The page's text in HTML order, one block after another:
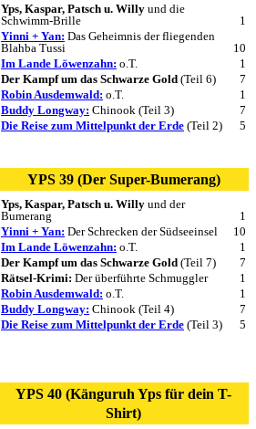
Yps, Kaspar, Patsch u. Willy und die
Schwimm-Brille
1
Yinni + Yan: Das Geheimnis der fliegenden
Blahba Tussi
10
Im Lande Löwenzahn: o.T.
1
Der Kampf um das Schwarze Gold (Teil 6)
7
Robin Ausdemwald: o.T.
1
Buddy Longway: Chinook (Teil 3)
7
Die Reise zum Mittelpunkt der Erde (Teil 2) 5
YPS 39 (Der Super-Bumerang)
Yps, Kaspar, Patsch u. Willy und der
Bumerang
1
Yinni + Yan: Der Schrecken der Südseeinsel
10
Im Lande Löwenzahn: o.T.
1
Der Kampf um das Schwarze Gold (Teil 7)
7
Rätsel-Krimi: Der überführte Schmuggler
1
Robin Ausdemwald: o.T.
1
Buddy Longway: Chinook (Teil 4)
7
Die Reise zum Mittelpunkt der Erde (Teil 3) 5
YPS 40 (Känguruh Yps für dein T-
Shirt)